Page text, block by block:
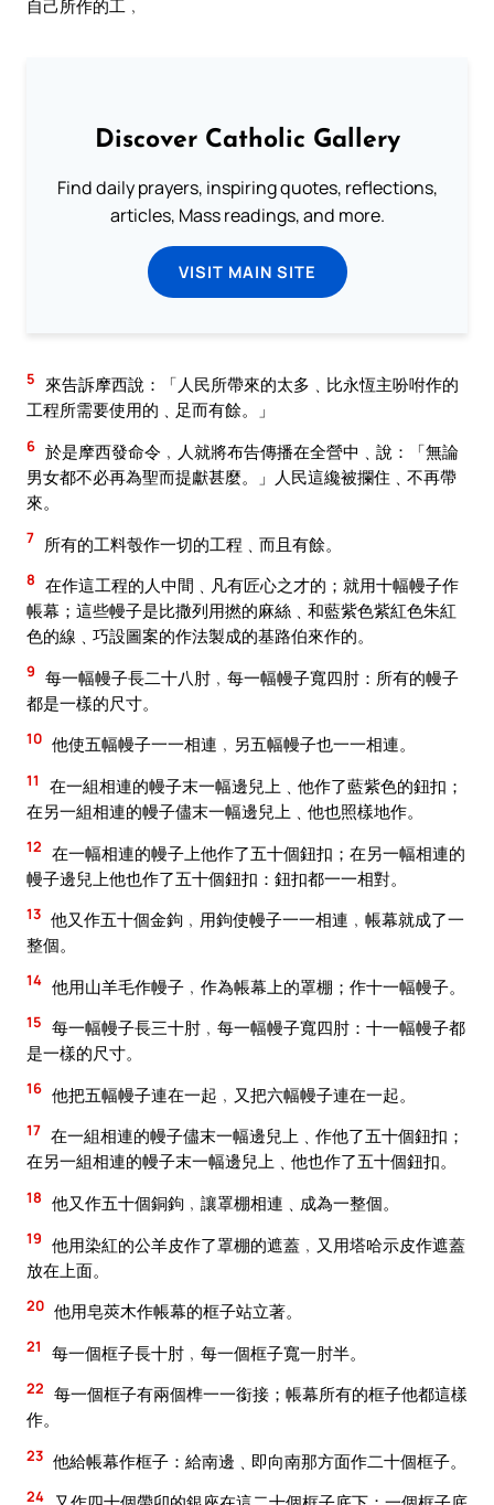
自己所作的工﹐
Discover Catholic Gallery
Find daily prayers, inspiring quotes, reflections,
articles, Mass readings, and more.
VISIT MAIN SITE
5 來告訴摩西說：「人民所帶來的太多﹑比永恆主吩咐作的
工程所需要使用的﹑足而有餘。」
6 於是摩西發命令﹐人就將布告傳播在全營中﹑說：「無論
男女都不必再為聖而提獻甚麼。」人民這纔被攔住﹑不再帶
來。
7 所有的工料彀作一切的工程﹑而且有餘。
8 在作這工程的人中間﹑凡有匠心之才的；就用十幅幔子作
帳幕；這些幔子是比撒列用撚的麻絲﹑和藍紫色紫紅色朱紅
色的線﹑巧設圖案的作法製成的基路伯來作的。
9 每一幅幔子長二十八肘﹐每一幅幔子寬四肘：所有的幔子
都是一樣的尺寸。
10 他使五幅幔子一一相連﹐另五幅幔子也一一相連。
11
在一組相連的幔子末一幅邊兒上﹑他作了藍紫色的鈕扣；
在另一組相連的幔子儘末一幅邊兒上﹑他也照樣地作。
12 在一幅相連的幔子上他作了五十個鈕扣；在另一幅相連的
幔子邊兒上他也作了五十個鈕扣：鈕扣都一一相對。
13 他又作五十個金鉤﹐用鉤使幔子一一相連﹐帳幕就成了一
整個。
14 他用山羊毛作幔子﹐作為帳幕上的罩棚；作十一幅幔子。
15 每一幅幔子長三十肘﹐每一幅幔子寬四肘：十一幅幔子都
是一樣的尺寸。
16 他把五幅幔子連在一起﹐又把六幅幔子連在一起。
17 在一組相連的幔子儘末一幅邊兒上﹑作他了五十個鈕扣；
在另一組相連的幔子末一幅邊兒上﹑他也作了五十個鈕扣。
18 他又作五十個銅鉤﹐讓罩棚相連﹑成為一整個。
19 他用染紅的公羊皮作了罩棚的遮蓋﹐又用塔哈示皮作遮蓋
放在上面。
20 他用皂莢木作帳幕的框子站立著。
21 每一個框子長十肘﹐每一個框子寬一肘半。
22 每一個框子有兩個榫一一銜接；帳幕所有的框子他都這樣
作。
23 他給帳幕作框子：給南邊﹑即向南那方面作二十個框子。
24